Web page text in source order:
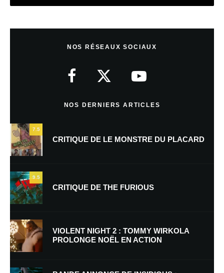
Nom*
E-mail *
NOS RÉSEAUX SOCIAUX
NOS DERNIERS ARTICLES
7.5
CRITIQUE DE LE MONSTRE DU PLACARD
9.5
CRITIQUE DE THE FURIOUS
VIOLENT NIGHT 2 : TOMMY WIRKOLA
PROLONGE NOËL EN ACTION